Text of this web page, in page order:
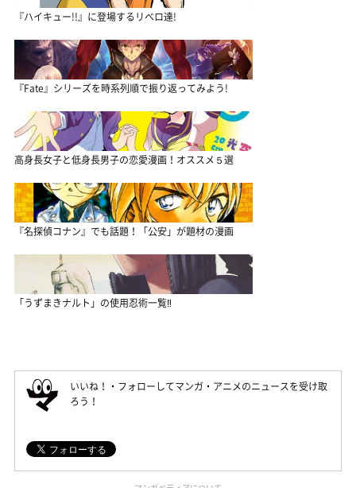
『ハイキュー!!』に登場するリベロ達!
『Fate』シリーズを時系列順で振り返ってみよう!
高身長女子と低身長男子の恋愛漫画！オススメ５選
『名探偵コナン』でも話題！「公安」が題材の漫画
「うずまきナルト」の使用忍術一覧‼
いいね！・フォローしてマンガ・アニメのニュースを受け取
ろう！